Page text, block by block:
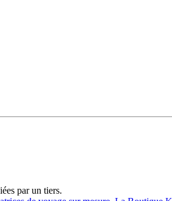
par un tiers.